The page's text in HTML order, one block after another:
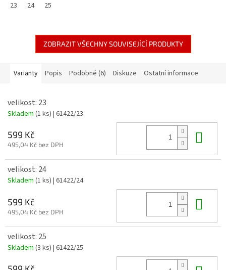
23
24 25
ZOBRAZIT VŠECHNY SOUVISEJÍCÍ PRODUKTY
Varianty Popis Podobné (6) Diskuze Ostatní informace
velikost: 23
Skladem (1 ks) | 61422/23
599 Kč
495,04 Kč bez DPH
velikost: 24
Skladem (1 ks) | 61422/24
599 Kč
495,04 Kč bez DPH
velikost: 25
Skladem (3 ks) | 61422/25